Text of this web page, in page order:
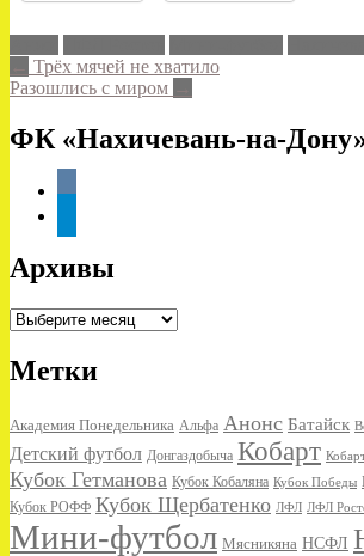
Post
navigation
Трёх мячей не хватило
Разошлись с миром
ФК «Нахичевань-на-Дону»
Архивы
Архивы
Метки
Академия Понедельника Альфа Анонс Батайск
Детский футбол Донгаздобыча Кобарт
Кубок Гетманова Кубок Кобаляна Кубок Победы
Кубок РОФФ Кубок Щербатенко ЛФЛ ЛФЛ
Мини-футбол Мясникяна НСФЛ